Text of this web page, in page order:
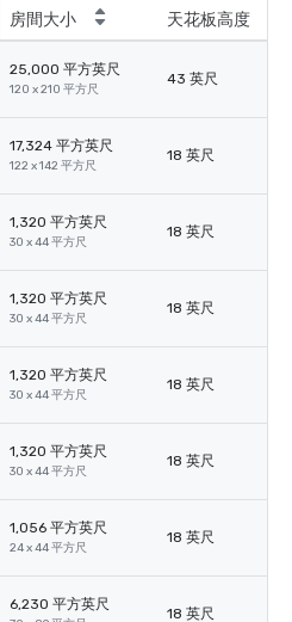
房間大小 天花板高度
25,000 平方英尺
120 x 210 平方尺
43 英尺
17,324 平方英尺
122 x 142 平方尺
18 英尺
1,320 平方英尺
30 x 44 平方尺
18 英尺
1,320 平方英尺
30 x 44 平方尺
18 英尺
1,320 平方英尺
30 x 44 平方尺
18 英尺
1,320 平方英尺
30 x 44 平方尺
18 英尺
1,056 平方英尺
24 x 44 平方尺
18 英尺
6,230 平方英尺
18 英尺